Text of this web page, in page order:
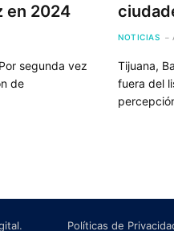
en 2024
segunda vez
de
NOTICIAS
Tijuana,
fuera del
. Políticas de